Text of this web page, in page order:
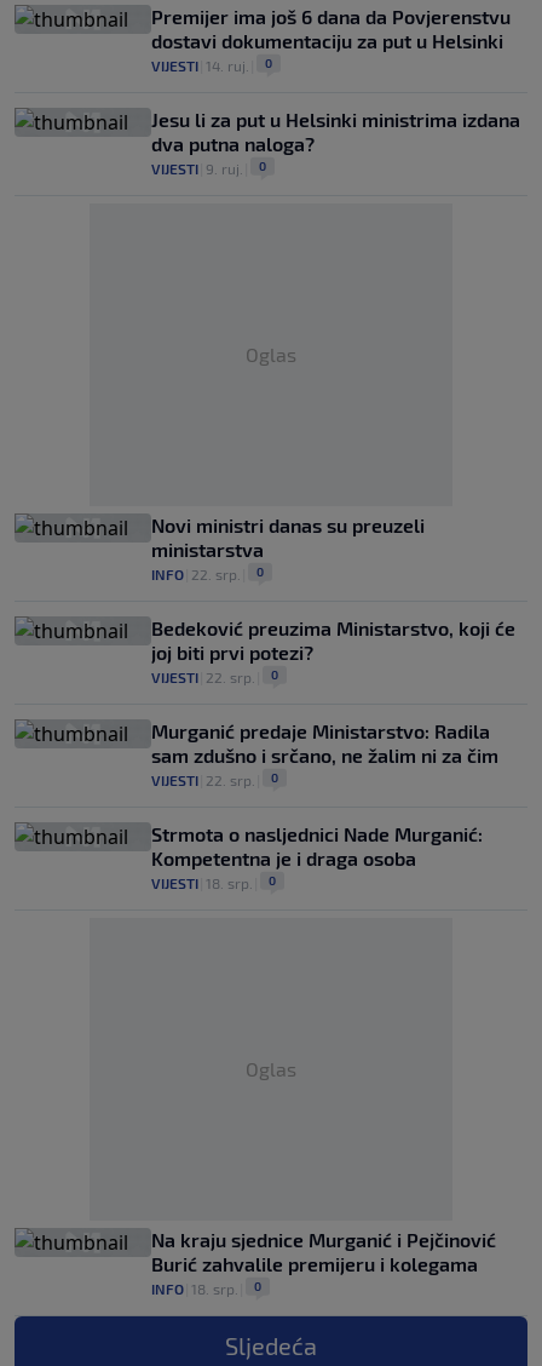
Premijer ima još 6 dana da Povjerenstvu
dostavi dokumentaciju za put u Helsinki
VIJESTI 14. ruj. 0
Jesu li za put u Helsinki ministrima izdana
dva putna naloga?
VIJESTI 9. ruj. 0
Oglas
Novi ministri danas su preuzeli
ministarstva
INFO 22. srp. 0
Bedeković preuzima Ministarstvo, koji će
joj biti prvi potezi?
VIJESTI 22. srp. 0
Murganić predaje Ministarstvo: Radila
sam zdušno i srčano, ne žalim ni za čim
VIJESTI 22. srp. 0
Strmota o nasljednici Nade Murganić:
Kompetentna je i draga osoba
VIJESTI 18. srp. 0
Oglas
Na kraju sjednice Murganić i Pejčinović
Burić zahvalile premijeru i kolegama
INFO 18. srp. 0
Sljedeća